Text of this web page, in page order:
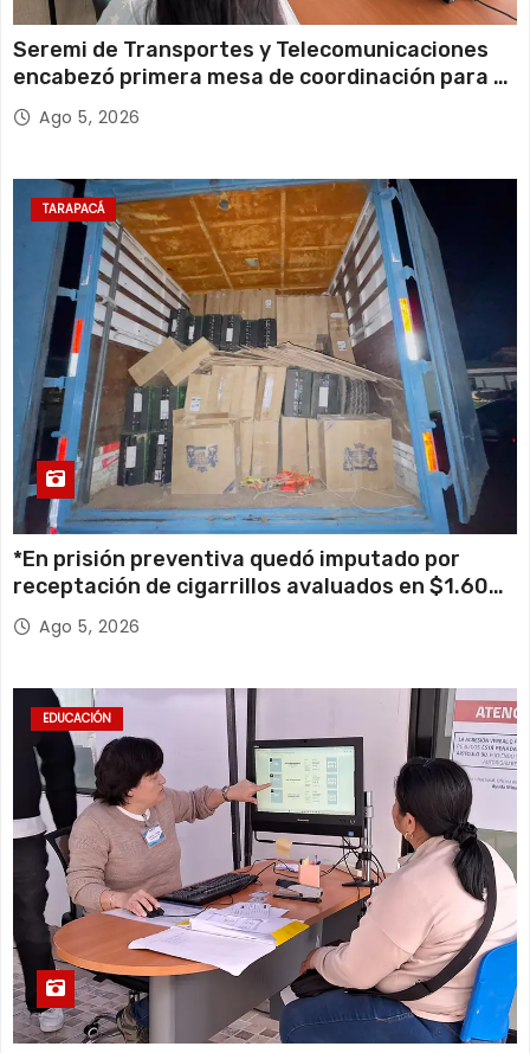
Seremi de Transportes y Telecomunicaciones
encabezó primera mesa de coordinación para el
retiro de cables en desuso en Iquique
Ago 5, 2026
TARAPACÁ
*En prisión preventiva quedó imputado por
receptación de cigarrillos avaluados en $1.600
millones*
Ago 5, 2026
EDUCACIÓN